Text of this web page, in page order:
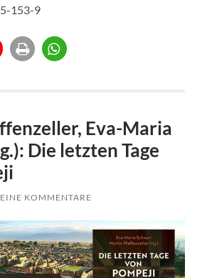
153-9
Eva-Maria
Die letzten Tage
KOMMENTARE